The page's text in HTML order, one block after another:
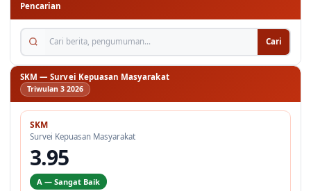
Pencarian
Cari berita, pengumuman...
Cari
SKM — Survei Kepuasan Masyarakat
Triwulan 3 2026
SKM
Survei Kepuasan Masyarakat
3.95
A — Sangat Baik